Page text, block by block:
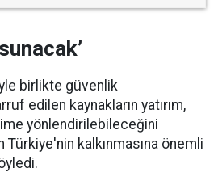
birlikte güvenlik
edilen kaynakların yatırım,
yönlendirilebileceğini
Türkiye'nin kalkınmasına önemli